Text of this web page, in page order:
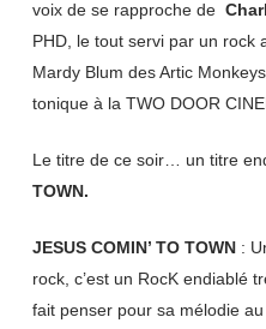
voix de se rapproche de
PHD, le tout servi par un rock
Mardy Blum des Artic
tonique à la TWO DOOR
Le titre de ce soir… un titre
TOWN.
JESUS COMIN’ TO TOWN:
rock, c’est un RocK endiablé
fait penser pour sa mélodie